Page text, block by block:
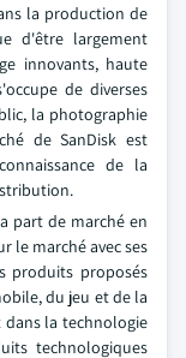
la production de
d'être largement
innovants, haute
de diverses
la photographie
de SanDisk est
de la
part de marché en
le marché avec ses
produits proposés
du jeu et de la
la technologie
technologiques